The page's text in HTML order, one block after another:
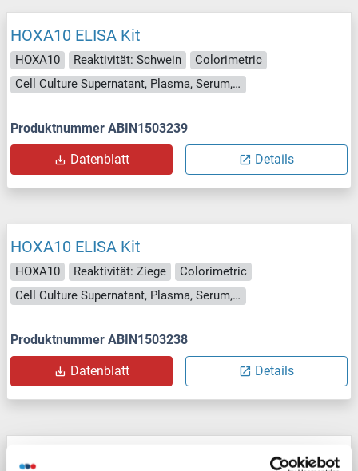
HOXA10 ELISA Kit
HOXA10 Reaktivität: Schwein
Colorimetric
Cell Culture Supernatant, Plasma, Serum, Tissue Homogenate
Produktnummer ABIN1503239
Datenblatt Details
HOXA10 ELISA Kit
HOXA10 Reaktivität: Ziege
Colorimetric
Cell Culture Supernatant, Plasma, Serum, Tissue Homogenate
Produktnummer ABIN1503238
Datenblatt Details
HOXA10 ELISA Kit